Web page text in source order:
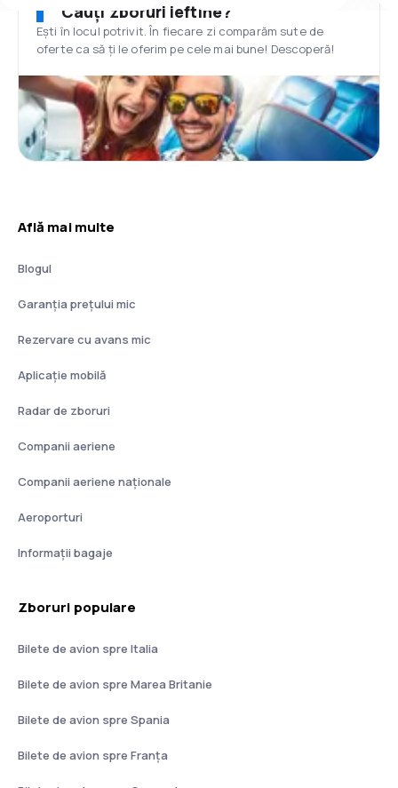
Cauți zboruri ieftine?
Ești în locul potrivit. În fiecare zi comparăm sute de
oferte ca să ți le oferim pe cele mai bune! Descoperă!
Află mai multe
Blogul
Garanția prețului mic
Rezervare cu avans mic
Aplicație mobilă
Radar de zboruri
Companii aeriene
Companii aeriene naţionale
Aeroporturi
Informații bagaje
Zboruri populare
Bilete de avion spre Italia
Bilete de avion spre Marea Britanie
Bilete de avion spre Spania
Bilete de avion spre Franţa